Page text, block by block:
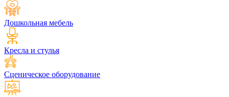
Дошкольная мебель
Кресла и стулья
Сценическое оборудование